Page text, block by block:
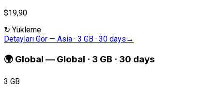
$19,90
↻ Yükleme
Detayları Gör — Asia · 3 GB · 30 days →
🌍 Global — Global · 3 GB · 30 days
3 GB